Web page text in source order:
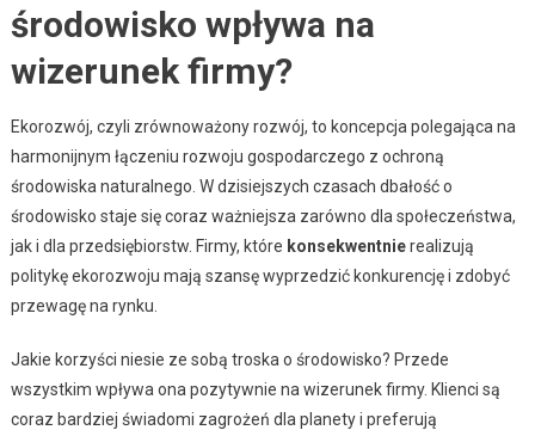
środowisko wpływa na
wizerunek firmy?
Ekorozwój, czyli zrównoważony rozwój, to koncepcja polegająca na
harmonijnym łączeniu rozwoju gospodarczego z ochroną
środowiska naturalnego. W dzisiejszych czasach dbałość o
środowisko staje się coraz ważniejsza zarówno dla społeczeństwa,
jak i dla przedsiębiorstw. Firmy, które konsekwentnierealizują
politykę ekorozwoju mają szansę wyprzedzić konkurencję i zdobyć
przewagę na rynku.
Jakie korzyści niesie ze sobą troska o środowisko? Przede
wszystkim wpływa ona pozytywnie na wizerunek firmy. Klienci są
coraz bardziej świadomi zagrożeń dla planety i preferują